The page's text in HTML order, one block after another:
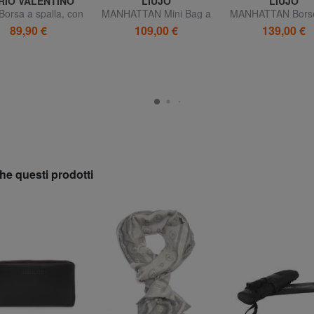
a spalla, con
tracolla
89,90 €
MANHATTAN Mini Bag a
tracolla
109,00 €
MANHATTAN
tracolla
139,00 €
questi prodotti